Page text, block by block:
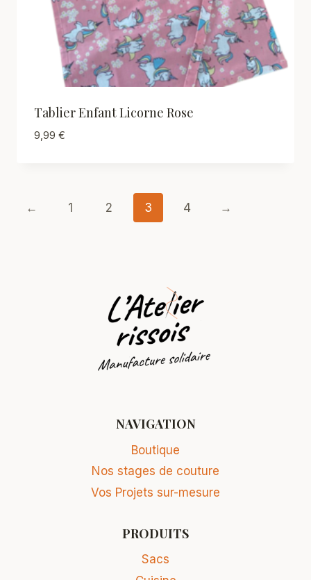
Tablier Enfant Licorne Rose
9,99 €
← 1 2 3 4 →
NAVIGATION
Boutique
Nos stages de couture
Vos Projets sur-mesure
PRODUITS
Sacs